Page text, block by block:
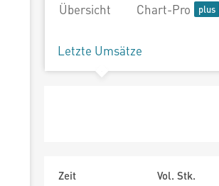
Übersicht Chart-Pro
Letzte Umsätze
Zeit Vol. Stk.